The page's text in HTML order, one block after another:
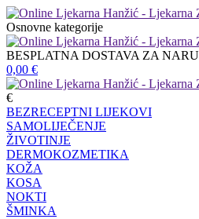
Osnovne kategorije
BESPLATNA DOSTAVA ZA
0,00 €
€
BEZRECEPTNI LIJEKOVI
SAMOLIJEČENJE
ŽIVOTINJE
DERMOKOZMETIKA
KOŽA
KOSA
NOKTI
ŠMINKA